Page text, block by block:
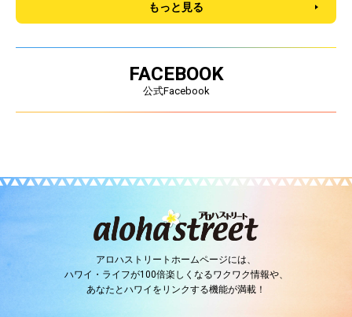
もっと見る
FACEBOOK
公式Facebook
アロハストリートホームページには、
ハワイ・ライフが100倍楽しくなるワクワク情報や、
あなたとハワイをリンクする機能が満載！